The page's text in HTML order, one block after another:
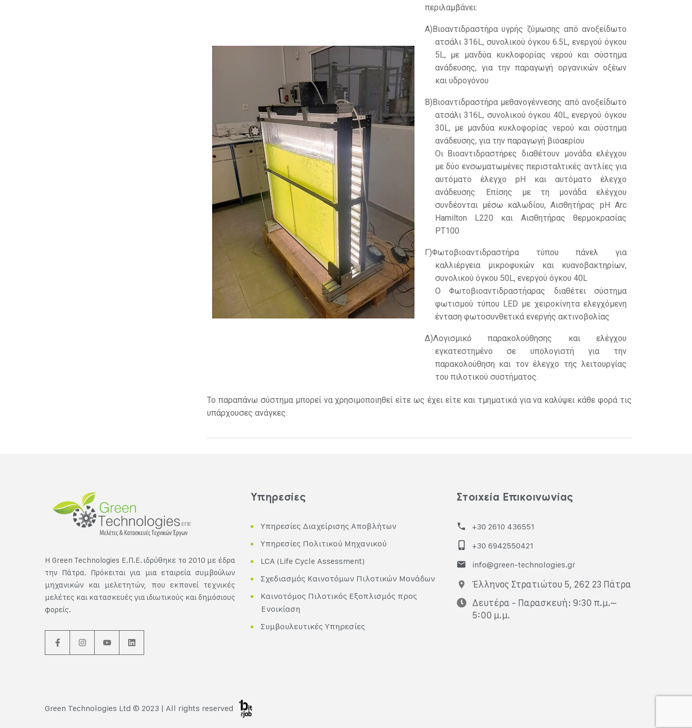
περιλαμβάνει:
Α)Βιοαντιδραστήρα υγρής ζύμωσης από ανοξείδωτο
ατσάλι 316L, συνολικού όγκου 6.5L, ενεργού όγκου
5L, με μανδύα κυκλοφορίας νερού και σύστημα
ανάδευσης, για την παραγωγή οργανικών οξέων
και υδρογόνου
Β)Βιοαντιδραστήρα μεθανογέννεσης από ανοξείδωτο
ατσάλι 316L, συνολικού όγκου 40L, ενεργού όγκου
30L, με μανδύα κυκλοφορίας νερού και σύστημα
ανάδευσης, για την παραγωγή βιοαερίου
Οι Βιοαντιδραστήρες διαθέτουν μονάδα ελέγχου
με δύο ενσωματωμένες περισταλτικές αντλίες για
αυτόματο έλεγχο pH και αυτόματο έλεγχο
ανάδευσης. Επίσης με τη μονάδα ελέγχου
συνδέονται μέσω καλωδίου, Αισθητήρας pH Arc
Hamilton L220 και Αισθητήρας θερμοκρασίας
PΤ100
Γ)Φωτοβιοαντιδραστήρα τύπου πάνελ για
καλλιέργεια μικροφυκών και κυανοβακτηρίων,
συνολικού όγκου 50L, ενεργού όγκου 40L
Ο Φωτοβιοαντιδραστήαρας διαθέτει σύστημα
φωτισμoύ τύπου LED με χειροκίνητα ελεγχόμενη
ένταση φωτοσυνθετικά ενεργής ακτινοβολίας
Δ)Λογισμικό παρακολούθησης και ελέγχου
εγκατεστημένο σε υπολογιστή για την
παρακολούθηση και τον έλεγχο της λειτουργίας
του πιλοτικού συστήματος.
Το παραπάνω σύστημα μπορεί να χρησιμοποιηθεί είτε ως έχει είτε και τμηματικά για να καλύψει κάθε φορά τις
υπάρχουσες ανάγκες.
Η Green Technologies E.Π.Ε. ιδρύθηκε το 2010 με έδρα
την Πάτρα. Πρόκειται για μια εταιρεία συμβούλων
μηχανικών και μελετητών, που εκπονεί τεχνικές
μελέτες και κατασκευές για ιδιωτικούς και δημόσιους
φορείς.
Υπηρεσίες
Υπηρεσίες Διαχείρισης Αποβλήτων
Υπηρεσίες Πολιτικού Μηχανικού
LCA (Life Cycle Assessment)
Σχεδιασμός Καινοτόμων Πιλοτικών Μονάδων
Καινοτόμος Πιλοτικός Εξοπλισμός προς
Ενοικίαση
Συμβουλευτικές Υπηρεσίες
Στοιχεία Επικοινωνίας
+30 2610 436551
+30 6942550421
info@green-technologies.gr
Έλληνος Στρατιώτου 5, 262 23 Πάτρα
Δευτέρα - Παρασκευή: 9:30 π.μ.–
5:00 μ.μ.
Green Technologies Ltd © 2023 | All rights reserved